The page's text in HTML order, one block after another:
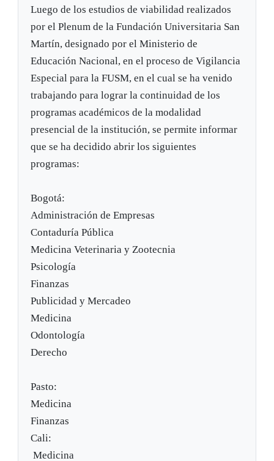
Luego de los estudios de viabilidad realizados
por el Plenum de la Fundación Universitaria San
Martín, designado por el Ministerio de
Educación Nacional, en el proceso de Vigilancia
Especial para la FUSM, en el cual se ha venido
trabajando para lograr la continuidad de los
programas académicos de la modalidad
presencial de la institución, se permite informar
que se ha decidido abrir los siguientes
programas:
Bogotá:
Administración de Empresas
Contaduría Pública
Medicina Veterinaria y Zootecnia
Psicología
Finanzas
Publicidad y Mercadeo
Medicina
Odontología
Derecho
Pasto:
Medicina
Finanzas
Cali:
Medicina